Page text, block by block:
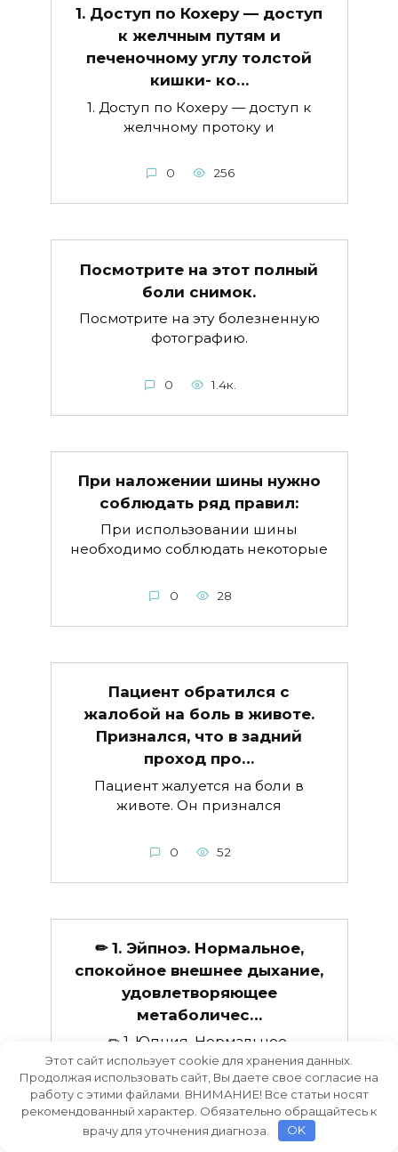
1. Доступ по Кохеру — доступ
к желчным путям и
печеночному углу толстой
кишки- ко…
1. Доступ по Кохеру — доступ к
желчному протоку и
0 256
Посмотрите на этот полный
боли снимок.
Посмотрите на эту болезненную
фотографию.
0 1.4к.
При наложении шины нужно
соблюдать ряд правил:
При использовании шины
необходимо соблюдать некоторые
0 28
Пациент обратился с
жалобой на боль в животе.
Признался, что в задний
проход про…
Пациент жалуется на боли в
животе. Он признался
0 52
✏ 1. Эйпноэ. Нормальное,
спокойное внешнее дыхание,
удовлетворяющее
метаболичес…
✏ 1. Юпния. Нормальное,
спокойное внешнее дыхание
удовлетворяет
0 62
Этот сайт использует cookie для хранения данных.
Продолжая использовать сайт, Вы даете свое согласие на
работу с этими файлами. ВНИМАНИЕ! Все статьи носят
рекомендованный характер. Обязательно обращайтесь к
врачу для уточнения диагноза.
OK